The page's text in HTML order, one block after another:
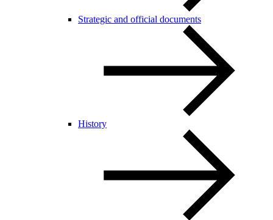
Strategic and official documents
History